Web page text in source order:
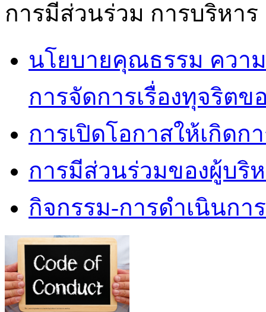
การมีส่วนร่วม การบริหาร
นโยบายคุณธรรม ควา
การจัดการเรื่องทุจริตข
การเปิดโอกาสให้เกิดก
การมีส่วนร่วมของผู้บริ
กิจกรรม-การดำเนินก